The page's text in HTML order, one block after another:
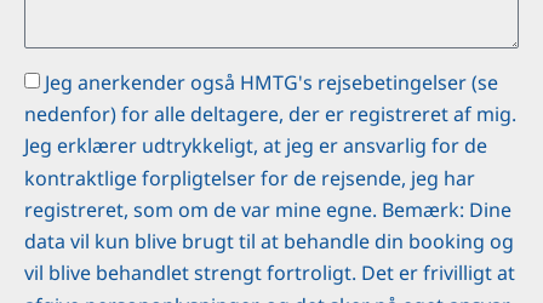
Jeg anerkender også HMTG's rejsebetingelser (se
nedenfor) for alle deltagere, der er registreret af mig.
Jeg erklærer udtrykkeligt, at jeg er ansvarlig for de
kontraktlige forpligtelser for de rejsende, jeg har
registreret, som om de var mine egne. Bemærk: Dine
data vil kun blive brugt til at behandle din booking og
vil blive behandlet strengt fortroligt. Det er frivilligt at